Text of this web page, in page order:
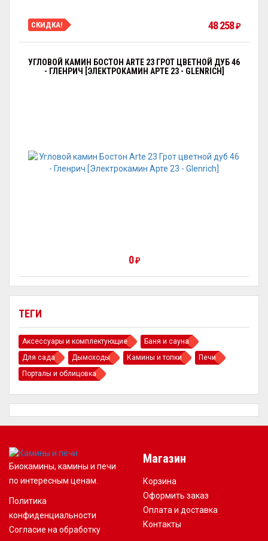
ТЕГИ
Аксессуары и комплектующие
Баня и сауна
Для сада
Дымоходы Камины и топки
Печи
Порталы и облицовка
СКИДКА! 48 258 ₽
УГЛОВОЙ КАМИН БОСТОН ARTE 23 ГРОТ ЦВЕТНОЙ ДУБ 46
- ГЛЕНРИЧ [ЭЛЕКТРОКАМИН АРТЕ 23 - GLENRICH]
0 ₽
Биокамины, камины и печи
по интересным ценам.
Политика
конфиденциальности
Согласие на обработку
Магазин
Корзина
Оформить заказ
Оплата и доставка
Контакты